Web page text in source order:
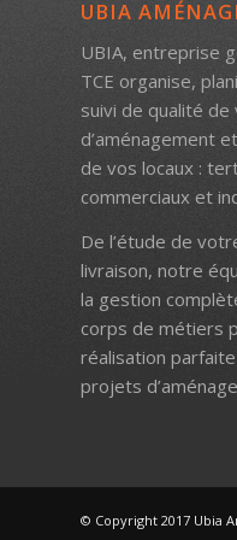
UBIA
UBIA, entreprise
TCE organise,
suivi de qualité de
d’aménagement
de vos locaux :
commerciaux et
De l’étude de
livraison, notre
la gestion
corps de métiers
réalisation
projets
© Copyright 2017 Ubia